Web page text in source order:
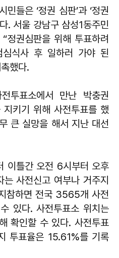
들은 ‘정권 심판’과 ‘정권
. 서울 강남구 삼성1동주민
정권심판을 위해 투표하려
식사 후 일하러 가야 된
했다.
투표소에서 만난 박충권
키기 위해 사전투표를 했
큰 실망을 해서 지난 대선
이틀간 오전 6시부터 오후
사전신고 여부나 거주지
참하면 전국 3565개 사전
있다. 사전투표소 위치는
확인할 수 있다. 사전투표
투표율은 15.61%를 기록